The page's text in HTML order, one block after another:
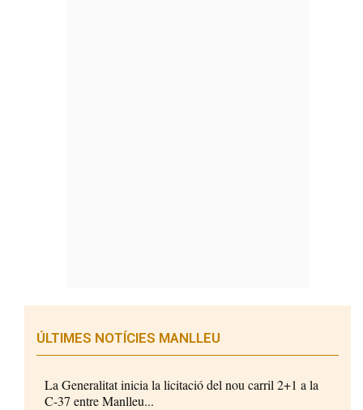
ÚLTIMES NOTÍCIES MANLLEU
La Generalitat inicia la licitació del nou carril 2+1 a la
C-37 entre Manlleu...